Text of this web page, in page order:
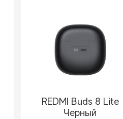
REDMI Buds 8 Lite
Черный